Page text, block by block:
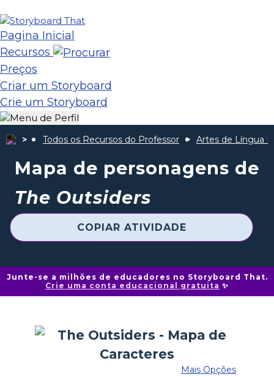
Pagina Inicial
Recursos
Preços
Criar um Storyboard
Crie um Storyboard
Todos os Recursos do Professor Artes de Língua
Mapa de personagens de
The Outsiders
COPIAR ATIVIDADE
Junte-se a milhões de educadores no Storyboard That.
Crie uma conta educacional gratuita ✨
Mais Opções